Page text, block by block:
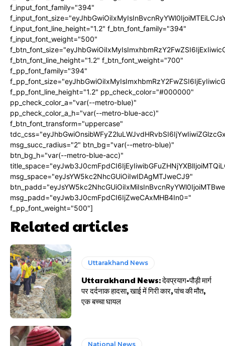
f_input_font_family="394"
f_input_font_line_height="1.2" f_btn_font_family="394"
f_input_font_weight="500"
f_btn_font_line_height="1.2" f_btn_font_weight="700"
f_pp_font_family="394"
f_pp_font_line_height="1.2" pp_check_color="#000000"
pp_check_color_a="var(--metro-blue)"
pp_check_color_a_h="var(--metro-blue-acc)"
f_btn_font_transform="uppercase"
msg_succ_radius="2" btn_bg="var(--metro-blue)"
btn_bg_h="var(--metro-blue-acc)"
msg_space="eyJsYW5kc2NhcGUiOiIwIDAgMTJweCJ9"
msg_padd="eyJwb3J0cmFpdCI6IjZweCAxMHB4In0="
f_pp_font_weight="500"]
Related articles
Uttarakhand News
Uttarakhand News: देवप्रयाग-पौड़ी मार्ग
पर दर्दनाक हादसा, खाई में गिरी कार, पांच की मौत,
एक बच्चा घायल
National News